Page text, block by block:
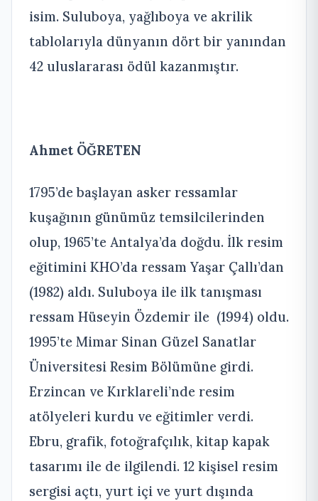
isim. Suluboya, yağlıboya ve akrilik
tablolarıyla dünyanın dört bir yanından
42 uluslararası ödül kazanmıştır.
Ahmet ÖĞRETEN
1795’de başlayan asker ressamlar
kuşağının günümüz temsilcilerinden
olup, 1965’te Antalya’da doğdu. İlk resim
eğitimini KHO’da ressam Yaşar Çallı’dan
(1982) aldı. Suluboya ile ilk tanışması
ressam Hüseyin Özdemir ile (1994) oldu.
1995’te Mimar Sinan Güzel Sanatlar
Üniversitesi Resim Bölümüne girdi.
Erzincan ve Kırklareli’nde resim
atölyeleri kurdu ve eğitimler verdi.
Ebru, grafik, fotoğrafçılık, kitap kapak
tasarımı ile de ilgilendi. 12 kişisel resim
sergisi açtı, yurt içi ve yurt dışında